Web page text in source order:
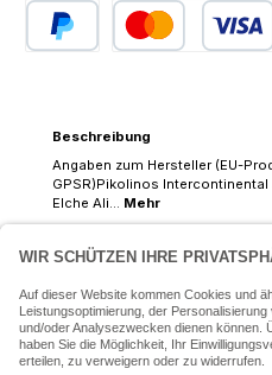
Beschreibung
Angaben zum Hersteller (EU-
GPSR)Pikolinos
Elche Ali… Mehr
07243 54050 (Mo-Fr: 9.30
SERVICE-HOTLINE